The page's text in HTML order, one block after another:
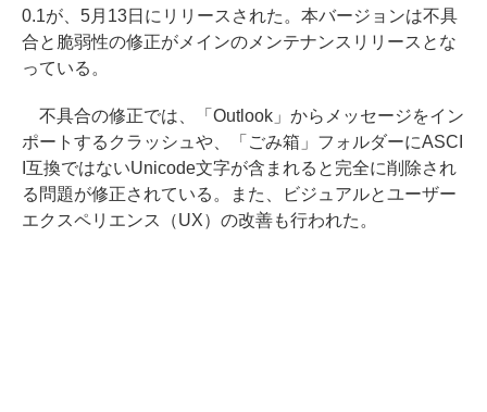
0.1が、5月13日にリリースされた。本バージョンは不具
合と脆弱性の修正がメインのメンテナンスリリースとな
っている。
不具合の修正では、「Outlook」からメッセージをイン
ポートするクラッシュや、「ごみ箱」フォルダーにASCI
I互換ではないUnicode文字が含まれると完全に削除され
る問題が修正されている。また、ビジュアルとユーザー
エクスペリエンス（UX）の改善も行われた。